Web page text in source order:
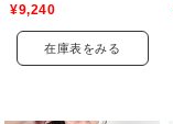
¥9,240
在庫表をみる